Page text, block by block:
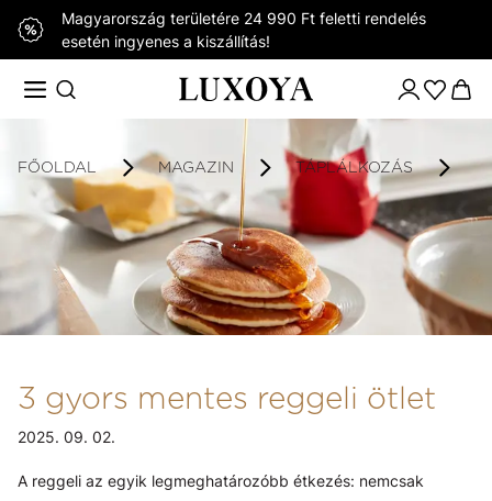
Magyarország területére 24 990 Ft feletti rendelés
esetén ingyenes a kiszállítás!
FŐOLDAL MAGAZIN TÁPLÁLKOZÁS 3
3 gyors mentes reggeli ötlet
2025. 09. 02.
A reggeli az egyik legmeghatározóbb étkezés: nemcsak